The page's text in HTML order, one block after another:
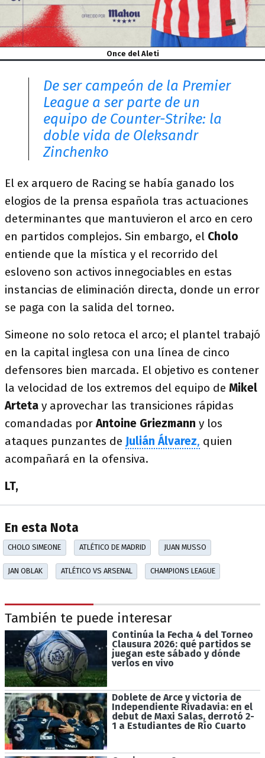
Once del Aleti
De ser campeón de la Premier
League a ser parte de un
equipo de Counter-Strike: la
doble vida de Oleksandr
Zinchenko
El ex arquero de Racing se había ganado los
elogios de la prensa española tras actuaciones
determinantes que mantuvieron el arco en cero
en partidos complejos. Sin embargo, el Cholo
entiende que la mística y el recorrido del
esloveno son activos innegociables en estas
instancias de eliminación directa, donde un error
se paga con la salida del torneo.
Simeone no solo retoca el arco; el plantel trabajó
en la capital inglesa con una línea de cinco
defensores bien marcada. El objetivo es contener
la velocidad de los extremos del equipo de Mikel
Arteta y aprovechar las transiciones rápidas
comandadas porAntoine Griezmann y los
ataques punzantes de Julián Álvarez, quien
acompañará en la ofensiva.
LT,
En esta Nota
CHOLO SIMEONE ATLÉTICO DE MADRID JUAN MUSSO
JAN OBLAK ATLÉTICO VS ARSENAL CHAMPIONS LEAGUE
También te puede interesar
Continúa la Fecha 4 del Torneo
Clausura 2026: qué partidos se
juegan este sábado y dónde
verlos en vivo
Doblete de Arce y victoria de
Independiente Rivadavia: en el
debut de Maxi Salas, derrotó 2-
1 a Estudiantes de Río Cuarto